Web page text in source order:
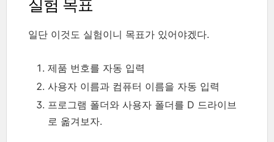
실험 목표
일단 이것도 실험이니 목표가 있어야겠다.
제품 번호를 자동 입력
사용자 이름과 컴퓨터 이름을 자동 입력
프로그램 폴더와 사용자 폴더를 D 드라이브
로 옮겨보자.